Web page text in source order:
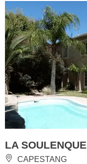
LA SOULENQUE
CAPESTANG